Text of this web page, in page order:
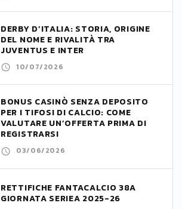
DERBY D’ITALIA: STORIA, ORIGINE
DEL NOME E RIVALITÀ TRA
JUVENTUS E INTER
10/07/2026
BONUS CASINÒ SENZA DEPOSITO
PER I TIFOSI DI CALCIO: COME
VALUTARE UN’OFFERTA PRIMA DI
REGISTRARSI
03/06/2026
RETTIFICHE FANTACALCIO 38A
GIORNATA SERIEA 2025-26